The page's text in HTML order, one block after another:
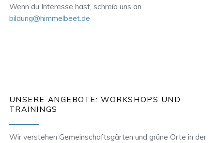
Wenn du Interesse hast, schreib uns an
bildung@himmelbeet.de
UNSERE ANGEBOTE: WORKSHOPS UND
TRAININGS
Wir verstehen Gemeinschaftsgärten und grüne Orte in der